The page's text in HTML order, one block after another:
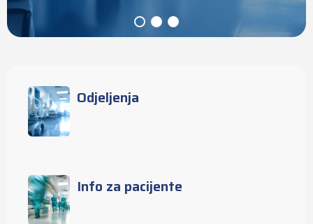
Odjeljenja
Info za pacijente